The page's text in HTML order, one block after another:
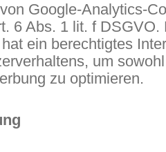
Google-Analytics-
6 Abs. 1 lit. f DSGVO.
ein berechtigtes
um
zu optimieren.